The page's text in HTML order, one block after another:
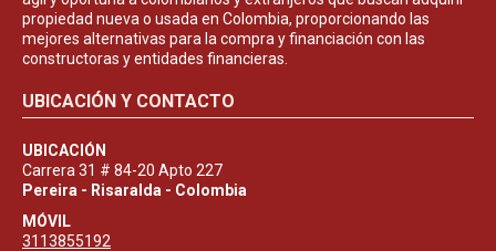
propiedad nueva o usada en Colombia, proporcionando las
mejores alternativas para la compra y financiación con las
constructoras y entidades financieras.
UBICACIÓN Y CONTACTO
UBICACIÓN
Carrera 31 # 84-20 Apto 227
Pereira - Risaralda - Colombia
MÓVIL
3113855192